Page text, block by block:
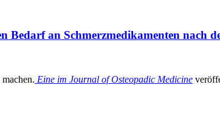
Bedarf an Schmerzmedikamenten nach
Eine im Journal of Osteopadic Medicine